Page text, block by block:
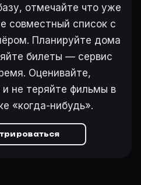
отмечайте что уже
совместный список с
Планируйте дома
билеты — сервис
Оценивайте,
и не теряйте фильмы в
«когда-нибудь».